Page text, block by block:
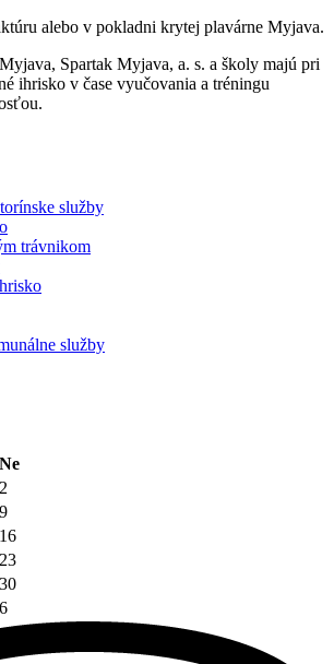
alebo v pokladni krytej plavárne Myjava.
Spartak Myjava, a. s. a školy majú pri
ihrisko v čase vyučovania a tréningu
služby
trávnikom
služby
Ne
2
9
16
23
30
6